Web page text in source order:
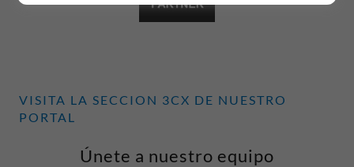
VISITA LA SECCION 3CX DE NUESTRO
PORTAL
Únete a nuestro equipo